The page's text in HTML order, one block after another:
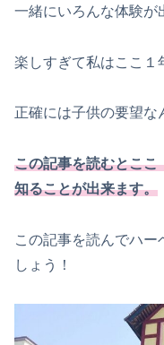
一緒にいろんな体験が
楽しすぎて私はここ１
正確には子供の要望な
この記事を読むとここ
知ることが出来ます。
この記事を読んでハー
しょう！